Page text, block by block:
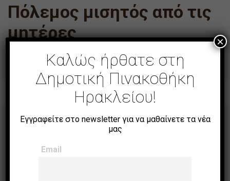
Πόλεμος μισητός από τις
μητέρες
Καλώς ήρθατε στη
Δημοτική Πινακοθήκη
Ηρακλείου!
Εγγραφείτε στο newsletter για να μαθαίνετε τα νέα
μας
Email
×